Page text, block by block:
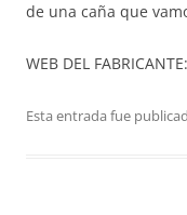
de una caña que
WEB DEL FABRICANTE:
Esta entrada fue